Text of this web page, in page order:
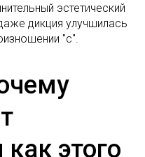
эстетический
дикция улучшилась
"с".
как этого